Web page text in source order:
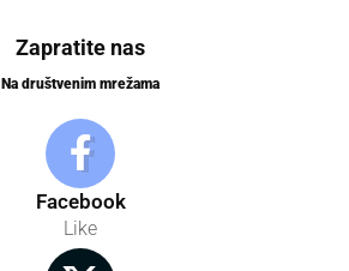
Zapratite nas
Na društvenim mrežama
Facebook
Like